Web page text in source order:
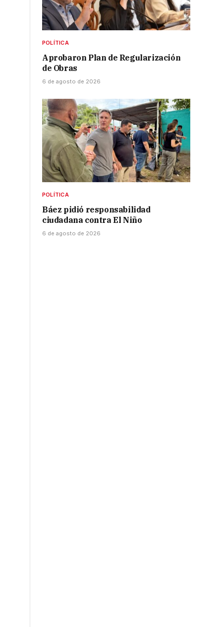
POLÍTICA
Aprobaron Plan de Regularización
de Obras
6 de agosto de 2026
POLÍTICA
Báez pidió responsabilidad
ciudadana contra El Niño
6 de agosto de 2026